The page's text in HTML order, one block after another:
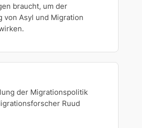
braucht, um der
von Asyl und Migration
der Migrationspolitik
Ruud